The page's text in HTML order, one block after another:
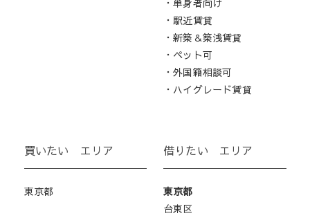
・単身者向け
・駅近賃貸
・新築＆築浅賃貸
・ペット可
・外国籍相談可
・ハイグレード賃貸
買いたい エリア
東京都
借りたい エリア
東京都
台東区